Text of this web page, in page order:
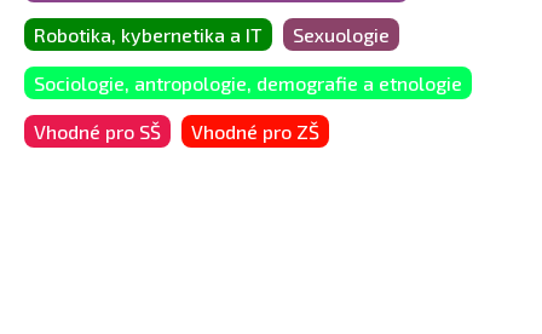
Robotika, kybernetika a IT Sexuologie
Sociologie, antropologie, demografie a etnologie
Vhodné pro SŠ Vhodné pro ZŠ